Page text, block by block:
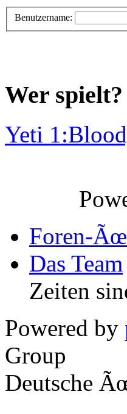
Benutzername:
Wer spielt?
Yeti
Foren-
Das Team
Zeiten
Powered by
Group
Deutsche